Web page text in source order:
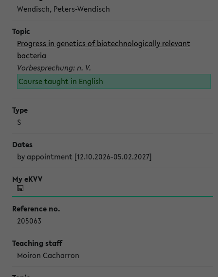
Wendisch, Peters-Wendisch
Progress in genetics of biotechnologically relevant
bacteria
Vorbesprechung: n. V.
Course taught in English
S
by appointment [12.10.2026-05.02.2027]
205063
Moiron Cacharron